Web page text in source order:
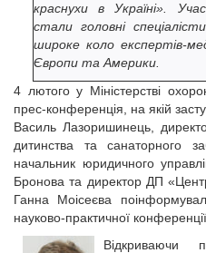
краснухи в Україні».
стали головні
широке коло експертів-
Європи та Америки.
4 лютого у Міністерстві
прес-конференція, на якій
Василь Лазоришинець,
дитинства та санаторного
начальник юридичного
Бронова та директор ДП
Ганна Моісеєва
науково-практичної
Відкриваючи